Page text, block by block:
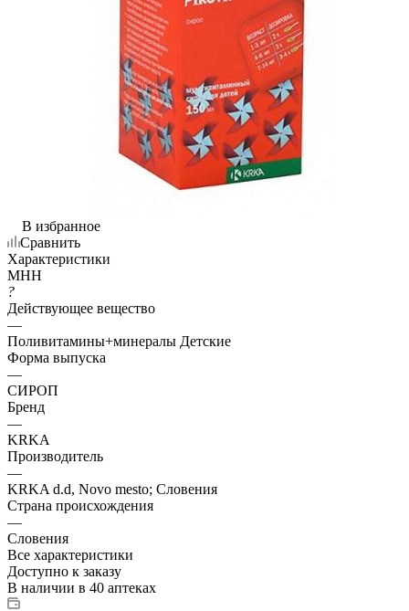
В избранное
Сравнить
Характеристики
МНН
?
Действующее вещество
—
Поливитамины+минералы Детские
Форма выпуска
—
СИРОП
Бренд
—
KRKA
Производитель
—
KRKA d.d, Novo mesto; Словения
Страна происхождения
—
Словения
Все характеристики
Доступно к заказу
В наличии в 40 аптеках